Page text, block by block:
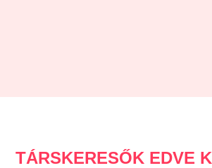
TÁRSKERESŐK EDVE